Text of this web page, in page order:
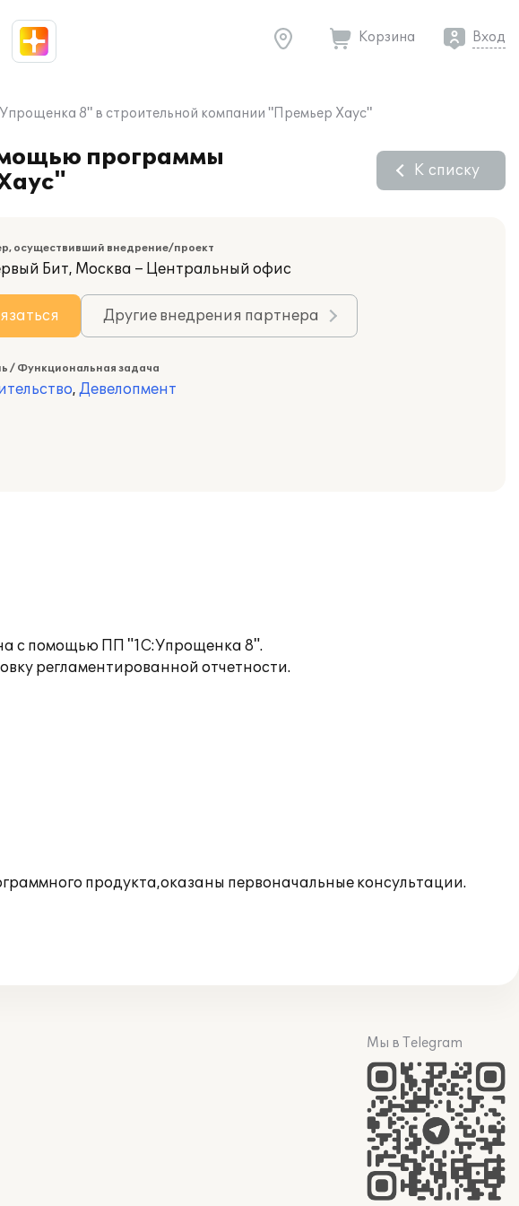
Корзина Вход
8" в строительной компании "Премьер Хаус"
программы
К списку
осуществивший внедрение/проект
Бит, Москва – Центральный офис
Другие внедрения партнера
/ Функциональная задача
, Девелопмент
с помощью ПП "1С:Упрощенка 8".
регламентированной отчетности.
продукта,оказаны первоначальные консультации.
Мы в Telegram